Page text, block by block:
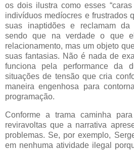
os dois ilustra como esses
indivíduos medíocres e frustrados
suas inaptidões e reclamam da
sendo que na verdade o que
relacionamento, mas um objeto
suas fantasias. Não é nada de
funciona pela performance da
situações de tensão que cria
maneira engenhosa para
programação.
Conforme a trama caminha
reviravoltas que a narrativa
problemas. Se, por exemplo,
em nenhuma atividade ilegal